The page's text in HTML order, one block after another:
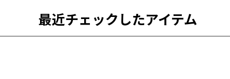
最近チェックしたアイテム